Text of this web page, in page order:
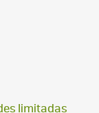
limitadas